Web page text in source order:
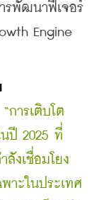
รพัฒนาฟีเจอร์
Engine
“การเติบโต
นปี 2025 ที่
ลังเชื่อมโยง
าะในประเทศ